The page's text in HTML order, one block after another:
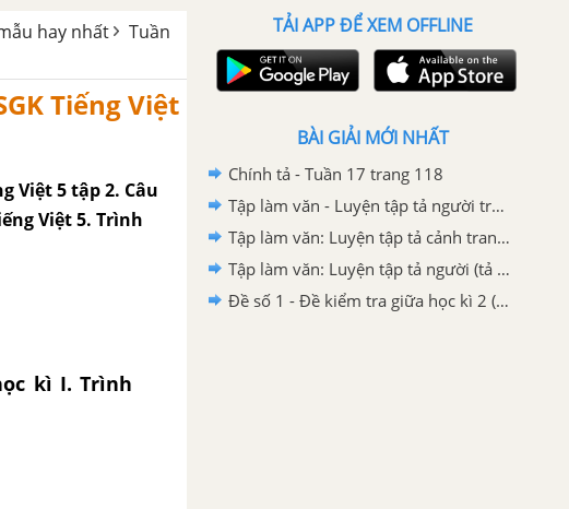
hay nhất
Tuần
Tiếng Việt
Việt 5 tập 2. Câu
Việt 5. Trình
kì I. Trình
TẢI APP ĐỂ XEM OFFLINE
BÀI GIẢI MỚI NHẤT
Chính tả - Tuần 17 trang 118
Tập làm văn - Luyện tập tả người trang 108, 109
Tập làm văn: Luyện tập tả cảnh trang 34 SGK Tiếng Việt 5 tập 1
Tập làm văn: Luyện tập tả người (tả hoạt động) trang 150 SGK Tiếng Việt 5 tập 1
Đề số 1 - Đề kiểm tra giữa học kì 2 (Đề thi giữa học kì 2) – Tiếng Việt 5